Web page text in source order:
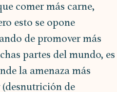
comer más carne,
esto se opone
de promover más
partes del mundo, es
la amenaza más
de